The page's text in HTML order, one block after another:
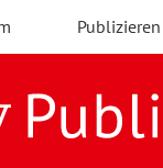
Publizieren